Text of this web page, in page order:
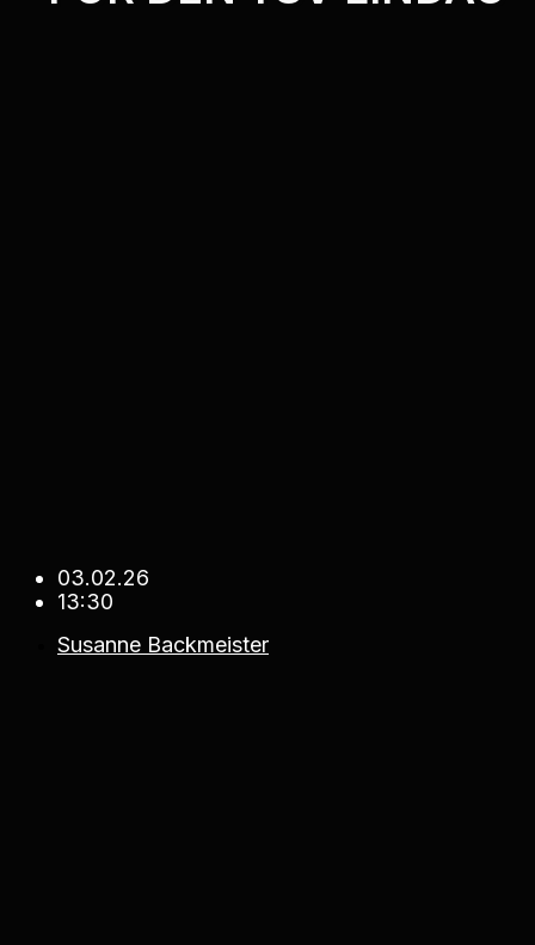
03.02.26
13:30
Susanne Backmeister